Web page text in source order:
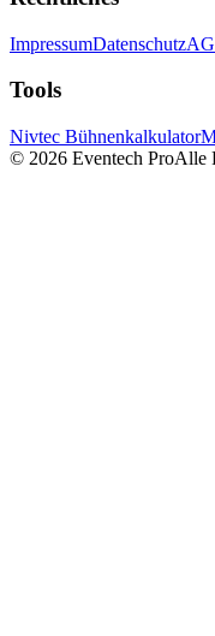
ImpressumDatenschutz
Tools
Nivtec Bühnenkalkulator
© 2026 Eventech ProAlle